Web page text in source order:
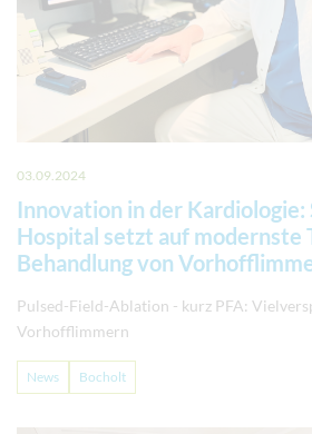
03.09.2024
Innovation in der Kardiologie:
Hospital setzt auf modernste
Behandlung von
Pulsed-Field-Ablation - kurz PFA:
Vorhofflimmern
News Bocholt